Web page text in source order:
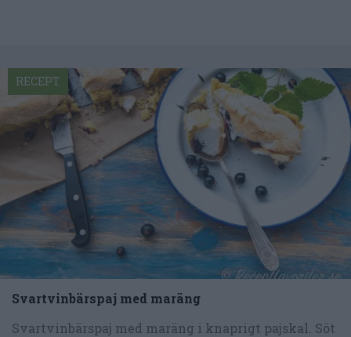
Svartvinbärspaj med maräng
Svartvinbärspaj med maräng i knaprigt pajskal. Söt
RECEPT